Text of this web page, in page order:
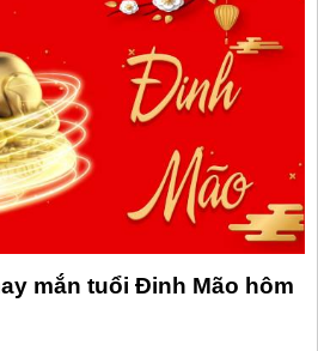
mắn tuổi Đinh Mão hôm